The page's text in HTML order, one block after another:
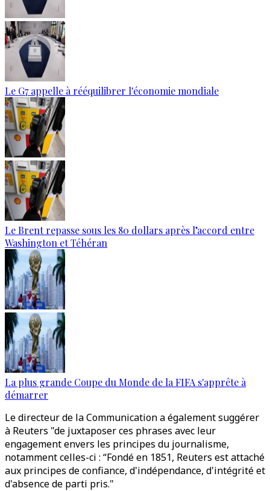
Le G7 appelle à rééquilibrer l'économie mondiale
Le Brent repasse sous les 80 dollars après l’accord entre
Washington et Téhéran
La plus grande Coupe du Monde de la FIFA s'apprête à
démarrer
Le directeur de la Communication a également suggérer
à Reuters "de juxtaposer ces phrases avec leur
engagement envers les principes du journalisme,
notamment celles-ci : “Fondé en 1851, Reuters est attaché
aux principes de confiance, d'indépendance, d'intégrité et
d'absence de parti pris."